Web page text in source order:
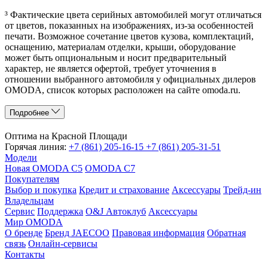
³ Фактические цвета серийных автомобилей могут отличаться
от цветов, показанных на изображениях, из-за особенностей
печати. Возможное сочетание цветов кузова, комплектаций,
оснащению, материалам отделки, крыши, оборудование
может быть опциональным и носит предварительный
характер, не является офертой, требует уточнения в
отношении выбранного автомобиля у официальных дилеров
OMODA, список которых расположен на сайте omoda.ru.
Подробнее
Оптима на Красной Площади
Горячая линия: +7 (861) 205-16-15 +7 (861) 205-31-51
Модели
Новая OMODA C5 OMODA C7
Покупателям
Выбор и покупка Кредит и страхование Аксессуары Трейд-ин
Владельцам
Сервис Поддержка O&J Автоклуб Аксессуары
Мир OMODA
О бренде Бренд JAECOO Правовая информация Обратная
связь Онлайн-сервисы
Контакты